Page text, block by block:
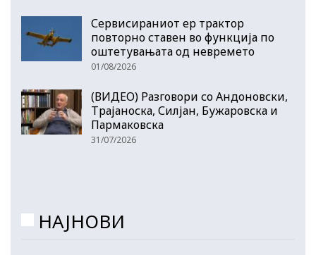
Сервисираниот ер трактор
повторно ставен во функција по
оштетувањата од невремето
01/08/2026
(ВИДЕО) Разговори со Андоновски,
Трајаноска, Силјан, Бужаровска и
Пармаковска
31/07/2026
НАЈНОВИ